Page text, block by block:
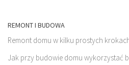
REMONT I BUDOWA
Remont domu w kilku prostych
Jak przy budowie domu wykorzystać